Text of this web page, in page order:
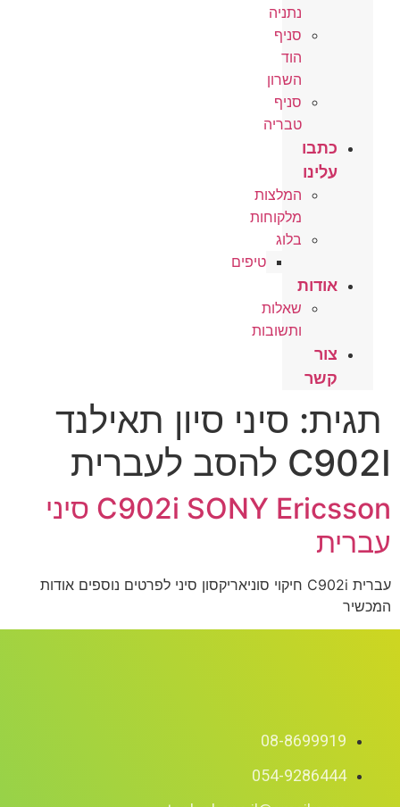
נתניה
סניף
הוד
השרון
סניף
טבריה
כתבו
עלינו
המלצות
מלקוחות
בלוג
טיפים
אודות
שאלות
ותשובות
צור
קשר
תגית: סיני סיון תאילנד
C902I להסב לעברית
C902i SONY Ericsson סיני
עברית
עברית C902i חיקוי סוניאריקסון סיני לפרטים נוספים אודות
המכשיר
08-8699919
054-9286444